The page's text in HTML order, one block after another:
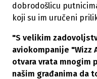
dobrodošlicu
koji su im uručeni
"S velikim
aviokompanije "Wizz
otvara vrata mnogim
našim građanima da